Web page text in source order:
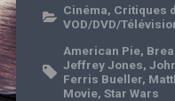
Cinéma, Critiques
VOD/DVD/
American Pie,
Jeffrey Jones,
Ferris Bueller,
Movie, Star Wars